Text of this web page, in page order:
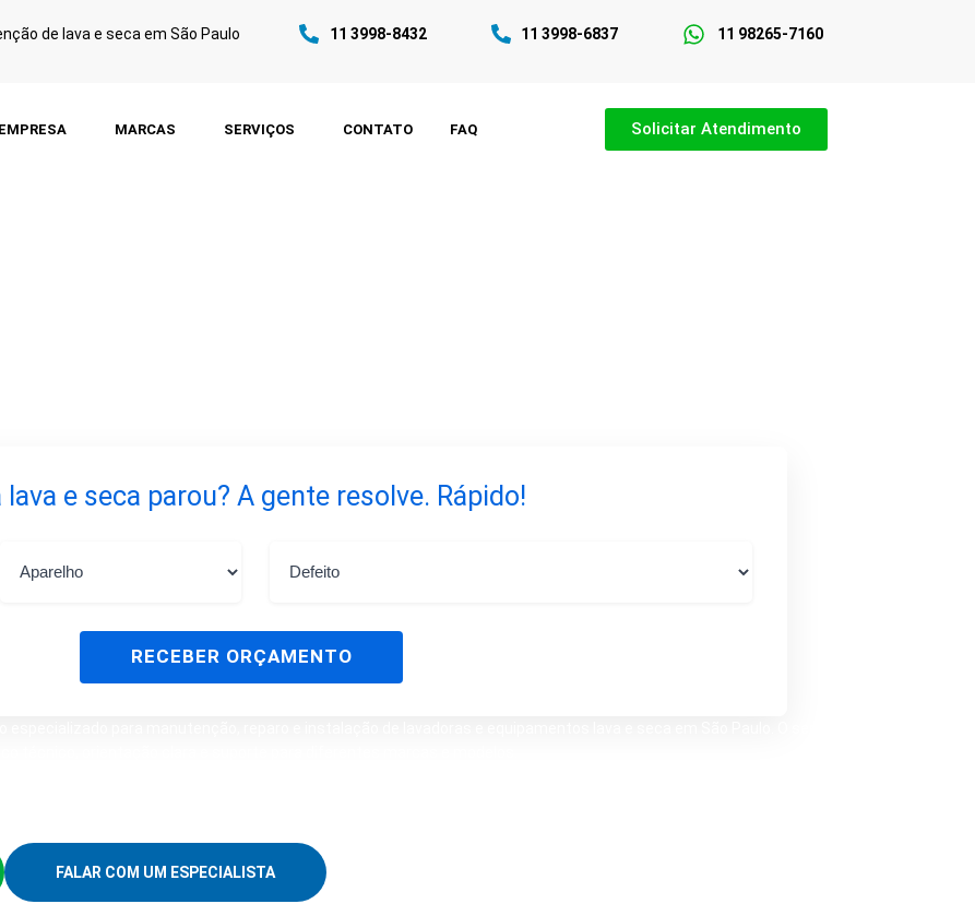
de lava e seca em São Paulo 11 3998-8432 11 3998-6837 11 98265-7160
EMPRESA MARCAS SERVIÇOS CONTATO FAQ Solicitar Atendimento
lava e seca parou? A gente resolve. Rápido!
RECEBER ORÇAMENTO
FALAR COM UM ESPECIALISTA